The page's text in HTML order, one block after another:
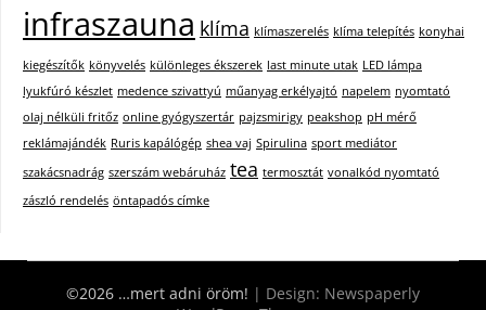
infraszauna klíma klímaszerelés klíma telepítés konyhai
kiegészítők könyvelés különleges ékszerek last minute utak LED lámpa
lyukfúró készlet medence szivattyú műanyag erkélyajtó napelem nyomtató
olaj nélküli fritőz online gyógyszertár pajzsmirigy peakshop pH mérő
reklámajándék Ruris kapálógép shea vaj Spirulina sport mediátor
szakácsnadrág szerszám webáruház tea termosztát vonalkód nyomtató
zászló rendelés öntapadós címke
©2026 …mert adni öröm! | Design: Newspaperly